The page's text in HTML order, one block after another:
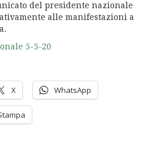
del presidente nazionale
alle manifestazioni a
5-5-20
X WhatsApp